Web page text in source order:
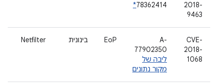
2018-
9463
78362414
*
CVE-
2018-
1068
A-
77902350
ליבה של
מקור נתונים
EoP בינונית Netfilter